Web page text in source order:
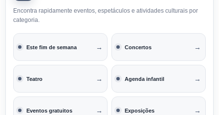
Encontra rapidamente eventos, espetáculos e atividades culturais por
categoria.
Este fim de semana → Concertos →
Teatro → Agenda infantil →
Eventos gratuitos → Exposições →